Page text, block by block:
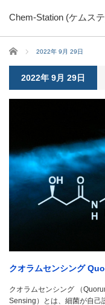
Chem-Station (ケムス
ホーム 2022年 9月 29日
2022年 9月 29日
クオラムセンシング
クオラムセンシング （
Sensing）とは、細菌が自己